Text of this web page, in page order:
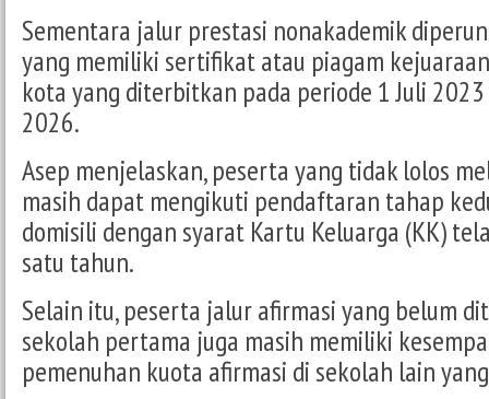
Sementara jalur prestasi nonakademik
yang memiliki sertifikat atau piagam
kota yang diterbitkan pada periode 1 Juli
2026.
Asep menjelaskan, peserta yang tidak lolos
masih dapat mengikuti pendaftaran tahap
domisili dengan syarat Kartu Keluarga (KK)
satu tahun.
Selain itu, peserta jalur afirmasi yang belum
sekolah pertama juga masih memiliki
pemenuhan kuota afirmasi di sekolah lain